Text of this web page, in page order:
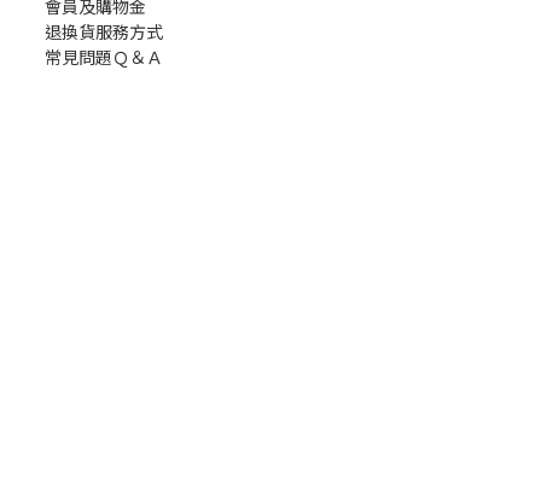
會員及購物金
退換貨服務方式
常見問題Ｑ＆Ａ